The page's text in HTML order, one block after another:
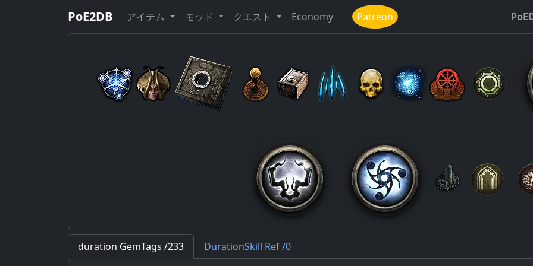
PoE2DB アイテム モッド クエスト Economy Patreon PoE
duration GemTags /233 DurationSkill Ref /0